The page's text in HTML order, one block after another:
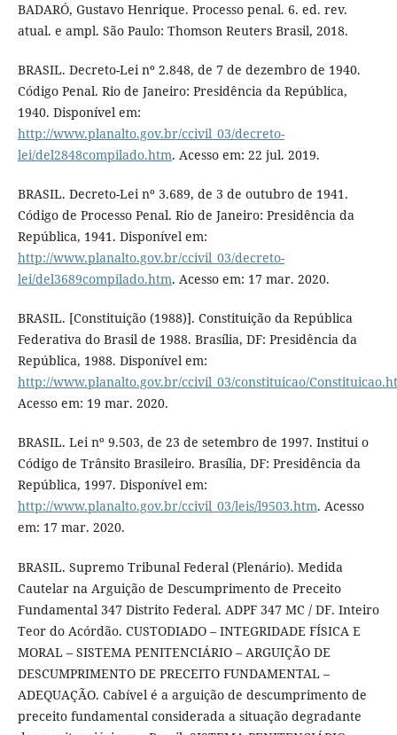
BADARÓ, Gustavo Henrique. Processo penal. 6. ed. rev.
atual. e ampl. São Paulo: Thomson Reuters Brasil, 2018.
BRASIL. Decreto-Lei nº 2.848, de 7 de dezembro de 1940.
Código Penal. Rio de Janeiro: Presidência da República,
1940. Disponível em:
http://www.planalto.gov.br/ccivil_03/decreto-
lei/del2848compilado.htm. Acesso em: 22 jul. 2019.
BRASIL. Decreto-Lei nº 3.689, de 3 de outubro de 1941.
Código de Processo Penal. Rio de Janeiro: Presidência da
República, 1941. Disponível em:
http://www.planalto.gov.br/ccivil_03/decreto-
lei/del3689compilado.htm. Acesso em: 17 mar. 2020.
BRASIL. [Constituição (1988)]. Constituição da República
Federativa do Brasil de 1988. Brasília, DF: Presidência da
República, 1988. Disponível em:
http://www.planalto.gov.br/ccivil_03/constituicao/
Acesso em: 19 mar. 2020.
BRASIL. Lei nº 9.503, de 23 de setembro de 1997. Institui o
Código de Trânsito Brasileiro. Brasília, DF: Presidência da
República, 1997. Disponível em:
http://www.planalto.gov.br/ccivil_03/leis/l9503.htm. Acesso
em: 17 mar. 2020.
BRASIL. Supremo Tribunal Federal (Plenário). Medida
Cautelar na Arguição de Descumprimento de Preceito
Fundamental 347 Distrito Federal. ADPF 347 MC / DF. Inteiro
Teor do Acórdão. CUSTODIADO – INTEGRIDADE FÍSICA E
MORAL – SISTEMA PENITENCIÁRIO – ARGUIÇÃO DE
DESCUMPRIMENTO DE PRECEITO FUNDAMENTAL –
ADEQUAÇÃO. Cabível é a arguição de descumprimento de
preceito fundamental considerada a situação degradante